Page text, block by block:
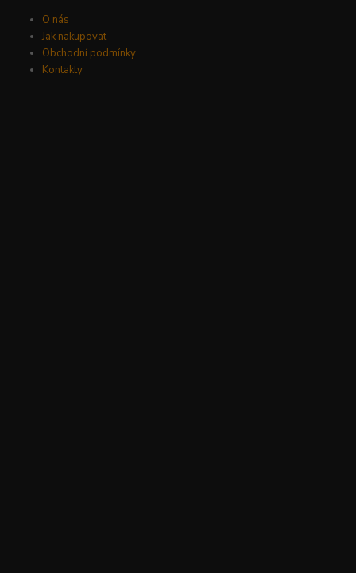
O nás
Jak nakupovat
Obchodní podmínky
Kontakty